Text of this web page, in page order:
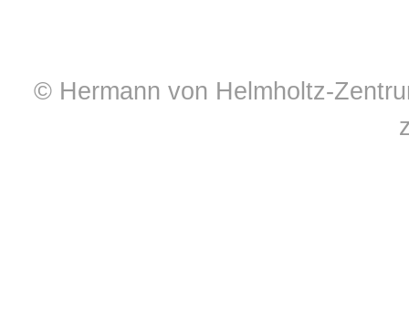
© Hermann von Helmholtz-